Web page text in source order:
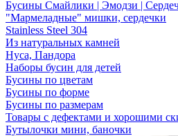
Бусины Смайлики | Эмодзи |
"Мармеладные" мишки, сердечки
Stainless Steel 304
Из натуральных камней
Нуса, Пандора
Наборы бусин для детей
Бусины по цветам
Бусины по форме
Бусины по размерам
Товары с дефектами и хорошими
Бутылочки мини, баночки